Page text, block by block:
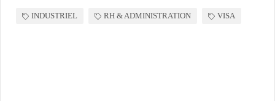
INDUSTRIEL RH & ADMINISTRATION VISA